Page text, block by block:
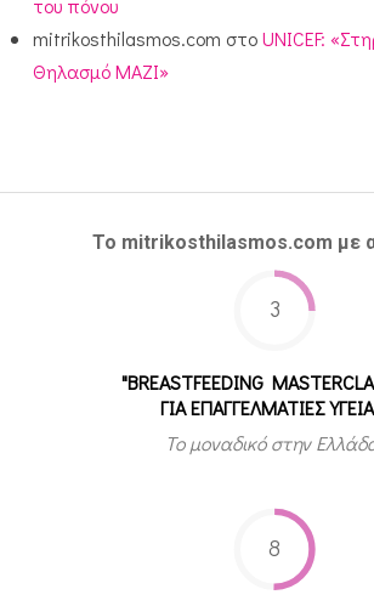
mitrikosthilasmos.com στοUNICEF:
Θηλασμό ΜΑΖΙ»
Το mitrikosthilasmos.com με
3
"BREASTFEEDING
ΓΙΑ ΕΠΑΓΓΕΛΜΑΤΙΕΣ
Το μοναδικό στην
8